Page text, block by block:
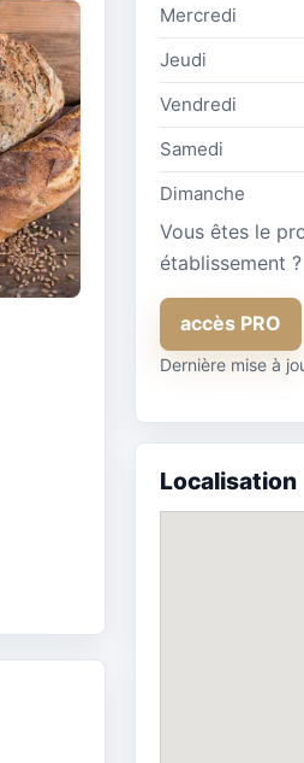
Mercredi
Jeudi
Vendredi
Samedi
Dimanche
Vous êtes le
établissement ?
accès PRO
Dernière mise à
Localisation